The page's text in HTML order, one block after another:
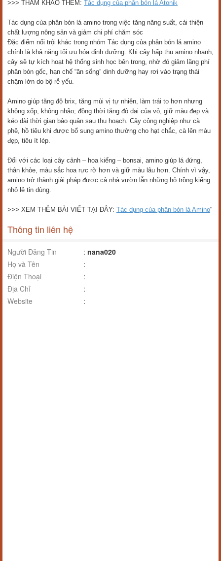
>>> THAM KHẢO THÊM: Tác dụng của phân bón lá Atonik
Tác dụng của phân bón lá amino trong việc tăng năng suất, cải thiện
chất lượng nông sản và giảm chi phí chăm sóc
Đặc điểm nổi trội khác trong nhóm Tác dụng của phân bón lá amino
chính là khả năng tối ưu hóa dinh dưỡng. Khi cây hấp thu amino nhanh,
cây sẽ tự kích hoạt hệ thống sinh học bên trong, nhờ đó giảm lãng phí
phân bón gốc, hạn chế “ăn sống” dinh dưỡng hay rơi vào trạng thái
chậm lớn do bộ rễ yếu.
Amino giúp tăng độ brix, tăng mùi vị tự nhiên, làm trái to hơn nhưng
không xốp, không nhão; đồng thời tăng độ dai của vỏ, giữ màu đẹp và
kéo dài thời gian bảo quản sau thu hoạch. Cây công nghiệp như cà
phê, hồ tiêu khi được bổ sung amino thường cho hạt chắc, cà lên màu
đẹp, tiêu ít lép.
Đối với các loại cây cảnh – hoa kiểng – bonsai, amino giúp lá đứng,
thân khỏe, màu sắc hoa rực rỡ hơn và giữ màu lâu hơn. Chính vì vậy,
amino trở thành giải pháp được cả nhà vườn lẫn những hộ trồng kiểng
nhỏ lẻ tin dùng.
>>> XEM THÊM BÀI VIẾT TẠI ĐÂY: Tác dụng của phân bón lá Amino"
Thông tin liên hệ
Người Đăng Tin : nana020
Họ và Tên
:
Điện Thoại
:
Địa Chỉ
:
Website
: